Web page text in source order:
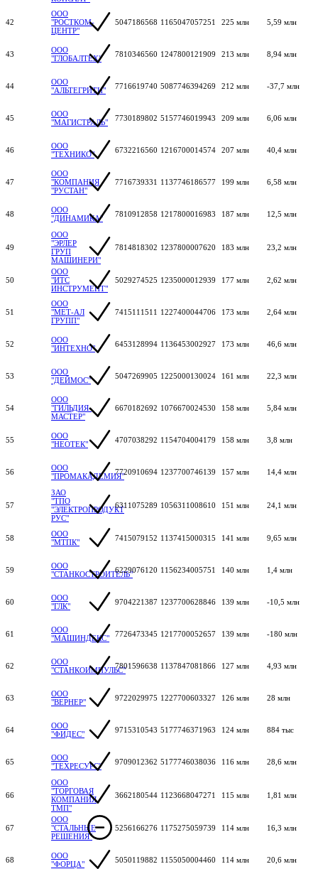
42
ООО
"РОСТКОМ-
ЦЕНТР"
5047186568 1165047057251 225 млн 5,59 млн
43
ООО
"ГЛОБАЛТЕХ"
7810346560 1247800121909 213 млн 8,94 млн
44
ООО
"АЛЬТЕГРИТИ"
7716619740 5087746394269 212 млн -37,7 млн
45
ООО
"МАГИСТРАЛЬ"
7730189802 5157746019943 209 млн 6,06 млн
46
ООО
"ТЕХНИКО"
6732216560 1216700014574 207 млн 40,4 млн
47
ООО
"КОМПАНИЯ
"РУСТАН"
7716739331 1137746186577 199 млн 6,58 млн
48
ООО
"ДИНАМИКА"
7810912858 1217800016983 187 млн 12,5 млн
49
ООО
"ЭРЛЕР
ГРУП
МАШИНЕРИ"
7814818302 1237800007620 183 млн 23,2 млн
50
ООО
"ИТС
ИНСТРУМЕНТ"
5029274525 1235000012939 177 млн 2,62 млн
51
ООО
"МЕТ-АЛ
ГРУПП"
7415111511 1227400044706 173 млн 2,64 млн
52
ООО
"ИНТЕХНО"
6453128994 1136453002927 173 млн 46,6 млн
53
ООО
"ДЕЙМОС"
5047269905 1225000130024 161 млн 22,3 млн
54
ООО
"ГИЛЬДИЯ-
МАСТЕР"
6670182692 1076670024530 158 млн 5,84 млн
55
ООО
"НЕОТЕК"
4707038292 1154704004179 158 млн 3,8 млн
56
ООО
"ПРОМАКАДЕМИЯ"7720910694 1237700746139 157 млн 14,4 млн
57
ЗАО
"ТПО
"ЭЛЕКТРОПРОДУКТ
РУС"
6311075289 1056311008610 151 млн 24,1 млн
58
ООО
"МТПК"
7415079152 1137415000315 141 млн 9,65 млн
59
ООО
"СТАНКОСТРОИТЕЛЬ"6229076120 1156234005751 140 млн 1,4 млн
60
ООО
"ГЛК"
9704221387 1237700628846 139 млн -10,5 млн
61
ООО
"МАШИНДЕКС"
7726473345 1217700052657 139 млн -180 млн
62
ООО
"СТАНКОИМПУЛЬС"7801596638 1137847081866 127 млн 4,93 млн
63
ООО
"ВЕРНЕР"
9722029975 1227700603327 126 млн 28 млн
64
ООО
"ФИДЕС"
9715310543 5177746371963 124 млн 884 тыс
65
ООО
"ТЕХРЕСУРС"
9709012362 5177746038036 116 млн 28,6 млн
66
ООО
"ТОРГОВАЯ
КОМПАНИЯ
ТМП"
3662180544 1123668047271 115 млн 1,81 млн
67
ООО
"СТАЛЬНЫЕ
РЕШЕНИЯ"
5256166276 1175275059739 114 млн 16,3 млн
68
ООО
"ФОРЦА"
5050119882 1155050004460 114 млн 20,6 млн